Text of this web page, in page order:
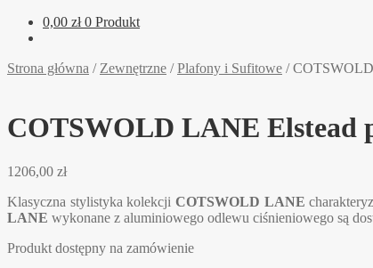
0,00 zł 0 Produkt
Strona główna / Zewnętrzne /Plafony i Sufitowe /
COTSWOLD LANE Elstead
1206,00 zł
Klasyczna stylistyka kolekcji COTSWOLD LANE
LANE wykonane z aluminiowego odlewu ciśnieniowego są
Produkt dostępny na zamówienie